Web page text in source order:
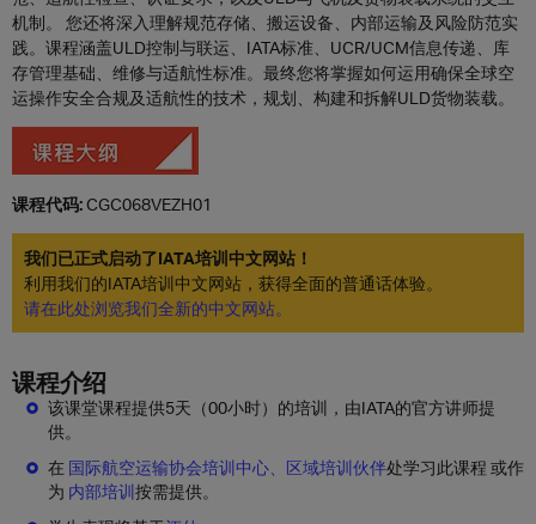
机制。 您还将深入理解规范存储、搬运设备、内部运输及风险防范实
践。课程涵盖ULD控制与联运、IATA标准、UCR/UCM信息传递、库
存管理基础、维修与适航性标准。最终您将掌握如何运用确保全球空
运操作安全合规及适航性的技术，规划、构建和拆解ULD货物装载。
课程代码:CGC068VEZH01
我们已正式启动了IATA培训中文网站！
利用我们的IATA培训中文网站，获得全面的普通话体验。
请在此处浏览我们全新的中文网站。
课程介绍
该课堂课程提供5天（00小时）的培训，由IATA的官方讲师提
供。
在 国际航空运输协会培训中心、区域培训伙伴处学习此课程 或作
为 内部培训按需提供。